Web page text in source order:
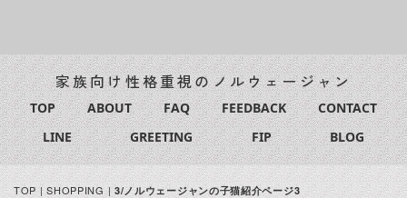
家族向け性格重視のノルウェージャン
TOP ABOUT FAQ FEEDBACK
CONTACT
LINE
GREETING FIP BLOG
TOP|SHOPPING|3/ノルウェージャンの子猫紹介ページ3